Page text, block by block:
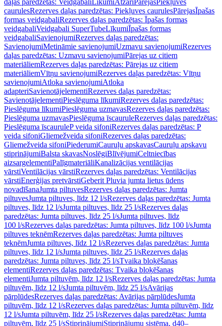
daļas paredzētas: Veidgabali LīkumiAtzari PārejasPiekļuves
caurulesRezerves daļas paredzētas: Piekļuves caurulesPārejasĪpašas
formas veidgabaliRezerves daļas paredzētas: Īpašas formas
veidgabaliVeidgabali SuperTubeLīkumiĪpašas formas
veidgabaliSavienojumiRezerves daļas paredzētas:
SavienojumiMetināmie savienojumiUzmavu savienojumiRezerves
daļas paredzētas: Uzmavu savienojumiPārejas uz citiem
materiāliemRezerves daļas paredzētas: Pārejas uz citiem
materiāliemVītņu savienojumiRezerves daļas paredzētas: Vītņu
savienojumiAtloka savienojumiAtloka
adapteriSavienotājelementiRezerves daļas paredzētas:
SavienotājelementiPieslēguma līkumiRezerves daļas paredzētas:
Pieslēguma līkumiPieslēguma uzmavasRezerves daļas paredzētas:
Pieslēguma uzmavasPieslēguma īscauruleRezerves daļas paredzētas:
Pieslēguma īscauruleP veida sifoniRezerves daļas paredzētas: P
veida sifoniGliemežveida sifoniRezerves daļas paredzētas:
Gliemežveida sifoniPiederumiCauruļu apskavasCauruļu apskavu
stiprinājumiBalsta skavasNoslēgiBlīvējumiCeltniecības
aizsargelementiPalīgmateriāliKanalizācijas ventilācijas
vārstiVentilācijas vārstiRezerves daļas paredzētas: Ventilācijas
vārstiEnerģijas pretvārstiGeberit Pluvia jumta lietus ūdens
novadīšanaJumta piltuvesRezerves daļas paredzētas: Jumta
piltuvesJumta piltuves, līdz 12 l/sRezerves daļas paredzētas: Jumta
piltuves, līdz 12 l/sJumta piltuves, līdz 25 l/sRezerves daļas
paredzētas: Jumta piltuves, līdz 25 l/sJumta piltuves, līdz
100 l/sRezerves daļas paredzētas: Jumta piltuves, līdz 100 l/sJumta
piltuves teknēmRezerves daļas paredzētas: Jumta piltuves
teknēmJumta piltuves, līdz 12 l/sRezerves daļas paredzētas: Jumta
piltuves, līdz 12 l/sJumta piltuves, līdz 25 l/sRezerves daļas
paredzētas: Jumta piltuves, līdz 25 l/sTvaika bloķēšanas
elementiRezerves daļas paredzētas: Tvaika bloķēšanas
elementiJumta piltuvēm, līdz 12 l/sRezerves daļas paredzētas: Jumta
piltuvēm, līdz 12 l/sJumta piltuvēm, līdz 25 l/sAvārijas
pārplūdesRezerves daļas paredzētas: Avārijas pārplūdesJumta
piltuvēm, līdz 12 l/sRezerves daļas paredzētas: Jumta piltuvēm, līdz
12 l/sJumta piltuvēm, līdz 25 l/sRezerves daļas paredzētas: Jumta
piltuvēm, līdz 25 l/sStiprinājumiStiprinājumu sistēma, d40–